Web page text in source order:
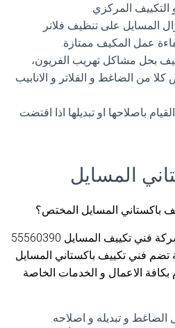
التكييف المركزي.
المسايل على تنظيف فلاتر
عمل المكيف ممتازة.
بحل مشاكل تهريب الفريون،
من الضاغط و الفلاتر و الانابيب
باصلاحها او تبديلها اذا اقتضت
المسايل
باكستاني المسايل المختص؟
ما عليك سوى التواصل مع شركة فني تكييف المسايل 55560390
فني تكييف باكستاني المسايل
بكافة الاعمال و الخدمات الخاصة
و تبديله و اصلاحه.